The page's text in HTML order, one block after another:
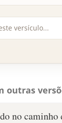
outras
no caminho